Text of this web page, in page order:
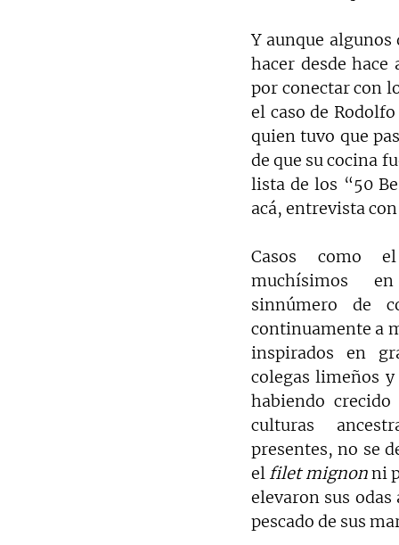
Y aunque
hacer desde
por conectar con
el caso de
quien tuvo que
de que su cocina
lista de los “50
acá, entrevista
Casos como
muchísimos
sinnúmero de
continuamente a
inspirados en
colegas limeños
habiendo
culturas
presentes, no se
el filet mignon ni
elevaron sus
pescado de sus